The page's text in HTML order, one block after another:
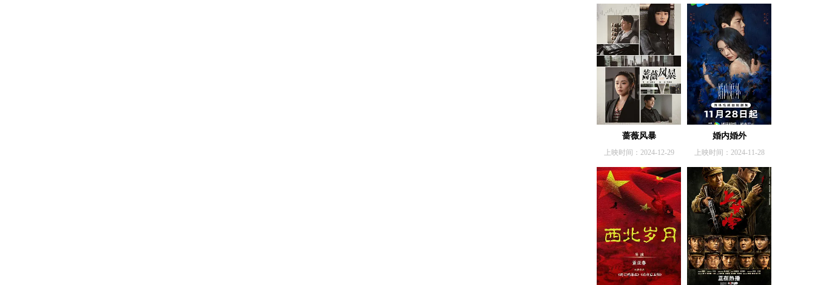
蔷薇风暴
上映时间：2024-12-29
婚内婚外
上映时间：2024-11-28